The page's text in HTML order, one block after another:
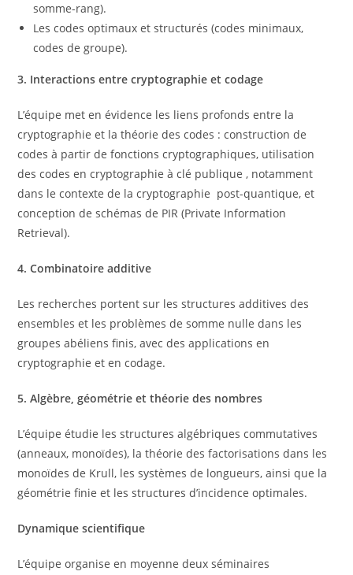
somme-rang).
Les codes optimaux et structurés (codes minimaux,
codes de groupe).
3. Interactions entre cryptographie et codage
L’équipe met en évidence les liens profonds entre la
cryptographie et la théorie des codes : construction de
codes à partir de fonctions cryptographiques, utilisation
des codes en cryptographie à clé publique , notamment
dans le contexte de la cryptographie post-quantique, et
conception de schémas de PIR (Private Information
Retrieval).
4. Combinatoire additive
Les recherches portent sur les structures additives des
ensembles et les problèmes de somme nulle dans les
groupes abéliens finis, avec des applications en
cryptographie et en codage.
5. Algèbre, géométrie et théorie des nombres
L’équipe étudie les structures algébriques commutatives
(anneaux, monoïdes), la théorie des factorisations dans les
monoïdes de Krull, les systèmes de longueurs, ainsi que la
géométrie finie et les structures d’incidence optimales.
Dynamique scientifique
L’équipe organise en moyenne deux séminaires